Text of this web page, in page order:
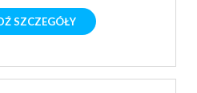
SZCZEGÓŁY